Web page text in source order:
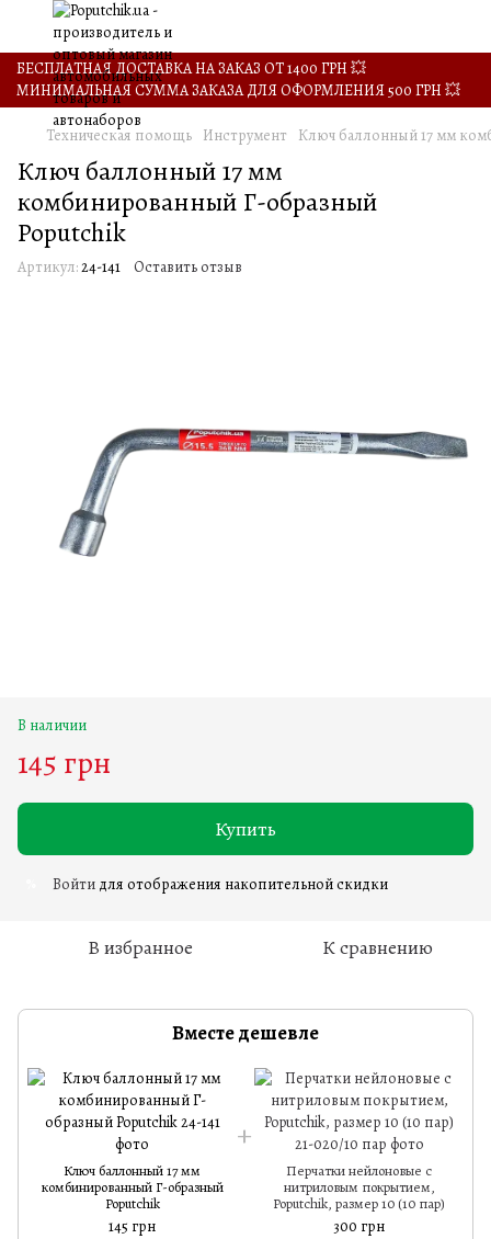
БЕСПЛАТНАЯ ДОСТАВКА НА ЗАКАЗ ОТ 1400 ГРН 💥
МИНИМАЛЬНАЯ СУММА ЗАКАЗА ДЛЯ ОФОРМЛЕНИЯ 500 ГРН 💥
Техническая помощь Инструмент Ключ баллонный 17 мм
Ключ баллонный 17 мм
комбинированный Г-образный
Poputchik
Артикул:24-141 Оставить отзыв
В наличии
145 грн
Купить
Войти для отображения накопительной скидки
В избранное К сравнению
Вместе дешевле
Ключ баллонный 17 мм
комбинированный Г-образный
Poputchik
145 грн
Перчатки нейлоновые с
нитриловым покрытием,
Poputchik, размер 10 (10 пар)
300 грн